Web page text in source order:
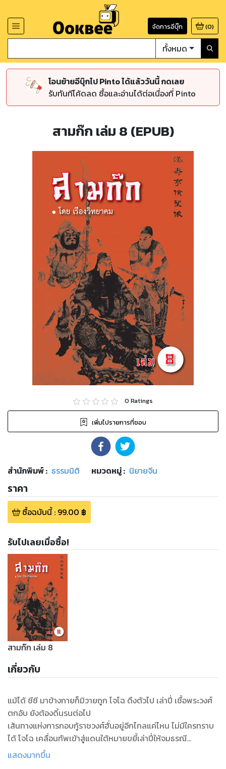
จัดการอีบุ๊ก (0)
ทั้งหมด
โอนย้ายอีบุ๊กไป Pinto ได้แล้ววันนี้ กดเลย
รับทันทีโค้ดลด ซื้อและอ่านได้ต่อเนื่องที่ Pinto
สามก๊ก เล่ม 8 (EPUB)
0 Ratings
เพิ่มไปรายการที่ชอบ
สำนักพิมพ์: ธรรมนิติ หมวดหมู่: นิยายจีน
ราคา
ซื้อฉบับนี้: 99.00 ฿
รับไปเลยเมื่อซื้อ!
สามก๊ก เล่ม 8
เกี่ยวกับ
แม้ได้ ชีซี มาข้างกายก็มิวายถูก โจโฉ ดึงตัวไป เล่าปี่ เชื้อพระวงศ์
ตกอับ ยังต้องดิ้นรนต่อไป
เส้นทางแห่งการกอบกู้ราชวงศ์ฮั่นอยู่อีกไกลแค่ไหน ไม่มีใครทราบ
ได้ โจโฉ เคลื่อนทัพเข้าสู่แดนใต้หมายขยี้เล่าปี่ให้จมธรณี
เล่มหน้าพบกับการของ “พญามังกรแห่งโงลังกั๋ง” พร้อมจุดเริ่มต้น
แสดงมากขึ้น